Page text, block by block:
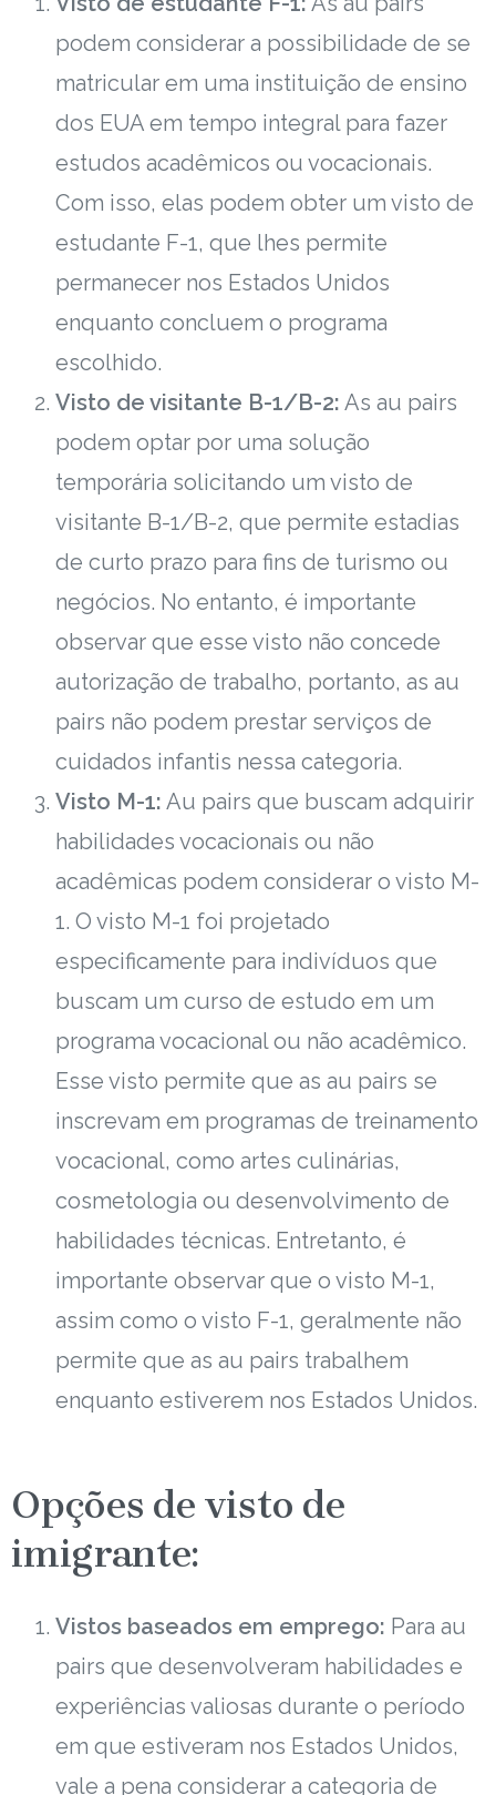
podem considerar a possibilidade de se
matricular em uma instituição de ensino
dos EUA em tempo integral para fazer
estudos acadêmicos ou vocacionais.
Com isso, elas podem obter um visto de
estudante F-1, que lhes permite
permanecer nos Estados Unidos
enquanto concluem o programa
escolhido.
Visto de visitante B-1/B-2: As au pairs
podem optar por uma solução
temporária solicitando um visto de
visitante B-1/B-2, que permite estadias
de curto prazo para fins de turismo ou
negócios. No entanto, é importante
observar que esse visto não concede
autorização de trabalho, portanto, as au
pairs não podem prestar serviços de
cuidados infantis nessa categoria.
Visto M-1: Au pairs que buscam adquirir
habilidades vocacionais ou não
acadêmicas podem considerar o visto M-
1. O visto M-1 foi projetado
especificamente para indivíduos que
buscam um curso de estudo em um
programa vocacional ou não acadêmico.
Esse visto permite que as au pairs se
inscrevam em programas de treinamento
vocacional, como artes culinárias,
cosmetologia ou desenvolvimento de
habilidades técnicas. Entretanto, é
importante observar que o visto M-1,
assim como o visto F-1, geralmente não
permite que as au pairs trabalhem
enquanto estiverem nos Estados Unidos.
Opções de visto de
imigrante:
Vistos baseados em emprego: Para au
pairs que desenvolveram habilidades e
experiências valiosas durante o período
em que estiveram nos Estados Unidos,
vale a pena considerar a categoria de